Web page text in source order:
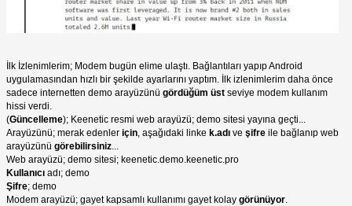
İlk İzlenimlerim; Modem bugün elime ulaştı. Bağlantıları yapıp Android
uygulamasından hızlı bir şekilde ayarlarını yaptım. İlk izlenimlerim daha önce
sadece internetten demo arayüzünü gördüğüm üst seviye modem kullanım
hissi verdi.
(Güncelleme); Keenetic resmi web arayüzü; demo sitesi yayına geçti...
Arayüzünü; merak edenler için , aşağıdaki linke k.adı ve şifre ile bağlanıp web
arayüzünü görebilirsiniz
Web arayüzü; demo sitesi; keenetic.demo.keenetic.pro
Kullanıcı adı; demo
Şifre; demo
Modem arayüzü; gayet kapsamlı kullanımı gayet kolay görünüyor